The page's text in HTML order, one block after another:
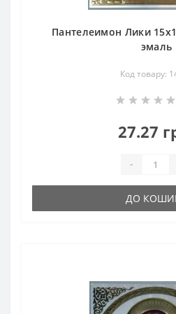
Пантелеимон Лики
эмаль
Код товару:
27.27
-
ДО